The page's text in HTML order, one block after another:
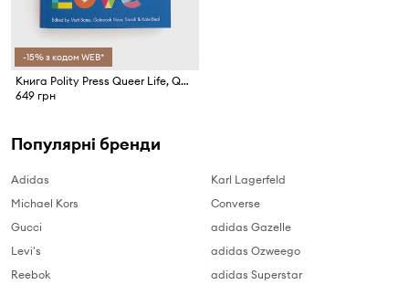
-15% з кодом WEB*
Книга Polity Press Queer Life, Queer Love, Golnoush Nour
649 грн
Популярні бренди
Adidas
Michael Kors
Gucci
Levi's
Reebok
Karl Lagerfeld
Converse
adidas Gazelle
adidas Ozweego
adidas Superstar